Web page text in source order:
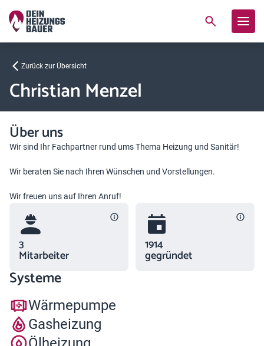
Zurück zur Übersicht
Christian Menzel
Über uns
Wir sind Ihr Fachpartner rund ums Thema Heizung und Sanitär!
Wir beraten Sie nach Ihren Wünschen und Vorstellungen.
Wir freuen uns auf Ihren Anruf!
3
Mitarbeiter
1914
gegründet
Systeme
Wärmepumpe
Gasheizung